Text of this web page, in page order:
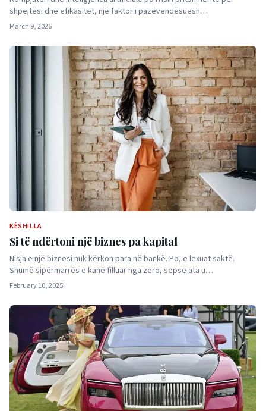
shpejtësi dhe efikasitet, një faktor i pazëvendësuesh…
March 9, 2026
KËSHILLA
Si të ndërtoni një biznes pa kapital
Nisja e një biznesi nuk kërkon para në bankë. Po, e lexuat saktë.
Shumë sipërmarrës e kanë filluar nga zero, sepse ata u…
February 10, 2025